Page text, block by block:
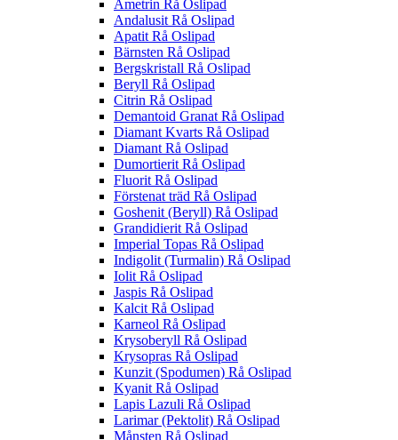
Ametrin Rå Oslipad
Andalusit Rå Oslipad
Apatit Rå Oslipad
Bärnsten Rå Oslipad
Bergskristall Rå Oslipad
Beryll Rå Oslipad
Citrin Rå Oslipad
Demantoid Granat Rå Oslipad
Diamant Kvarts Rå Oslipad
Diamant Rå Oslipad
Dumortierit Rå Oslipad
Fluorit Rå Oslipad
Förstenat träd Rå Oslipad
Goshenit (Beryll) Rå Oslipad
Grandidierit Rå Oslipad
Imperial Topas Rå Oslipad
Indigolit (Turmalin) Rå Oslipad
Iolit Rå Oslipad
Jaspis Rå Oslipad
Kalcit Rå Oslipad
Karneol Rå Oslipad
Krysoberyll Rå Oslipad
Krysopras Rå Oslipad
Kunzit (Spodumen) Rå Oslipad
Kyanit Rå Oslipad
Lapis Lazuli Rå Oslipad
Larimar (Pektolit) Rå Oslipad
Månsten Rå Oslipad